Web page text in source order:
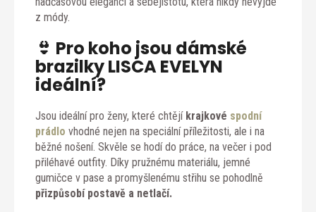
z módy.
👙 Pro koho jsou dámské
brazilky LISCA EVELYN
ideální?
Jsou ideální pro ženy, které chtějí krajkové spodní
prádlo vhodné nejen na speciální příležitosti, ale i na
běžné nošení. Skvěle se hodí do práce, na večer i pod
přiléhavé outfity. Díky pružnému materiálu, jemné
gumičce v pase a promyšlenému střihu se pohodlně
přizpůsobí postavě a netlačí.